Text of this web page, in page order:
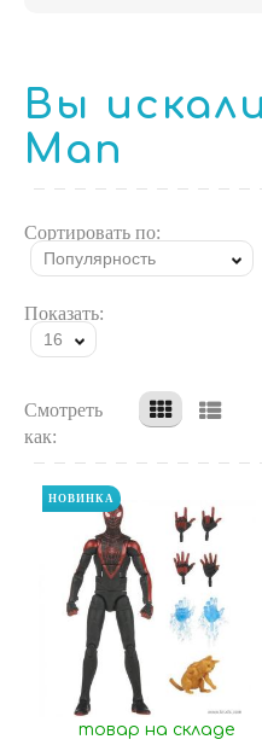
Вы
Man
Сортировать по:
Популярность
Показать:
16
Смотреть
как:
НОВИНКА
товар на складе